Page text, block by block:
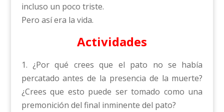
incluso un poco triste.
Pero así era la vida.
Actividades
1. ¿Por qué crees que el pato no se había
percatado antes de la presencia de la muerte?
¿Crees que esto puede ser tomado como una
premonición del final inminente del pato?